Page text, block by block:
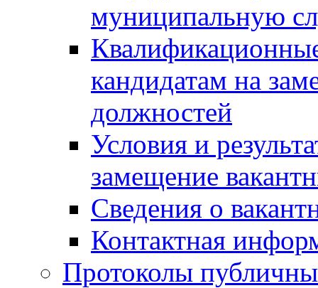
муниципальную
кандидатам на
должностей
Условия и
замещение
Сведения о
Контактная
Протоколы